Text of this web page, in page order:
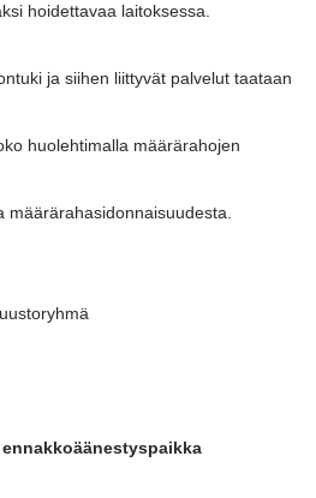
hoidettavaa laitoksessa.
ja siihen liittyvät palvelut taataan
huolehtimalla määrärahojen